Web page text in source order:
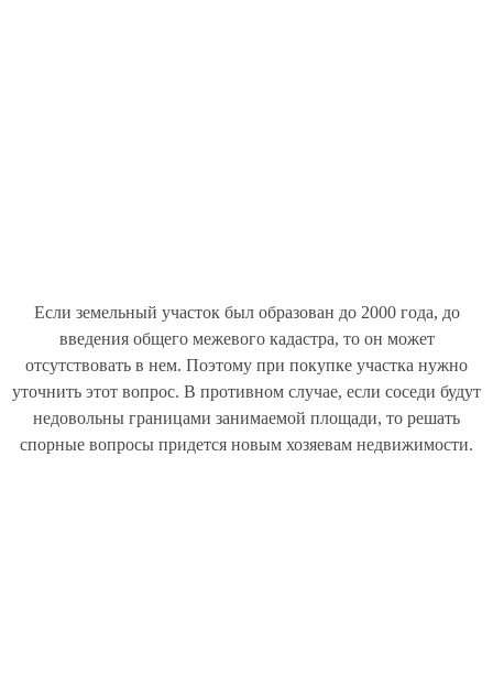
Если земельный участок был образован до 2000 года, до
введения общего межевого кадастра, то он может
отсутствовать в нем. Поэтому при покупке участка нужно
уточнить этот вопрос. В противном случае, если соседи будут
недовольны границами занимаемой площади, то решать
спорные вопросы придется новым хозяевам недвижимости.